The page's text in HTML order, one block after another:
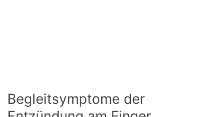
Begleitsymptome der